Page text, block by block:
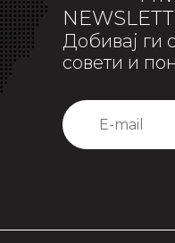
Добивај ги
совети и